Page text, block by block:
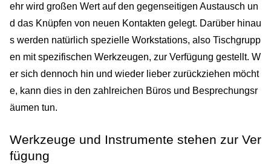
ehr wird großen Wert auf den gegenseitigen Austausch un
d das Knüpfen von neuen Kontakten gelegt. Darüber hinau
s werden natürlich spezielle Workstations, also Tischgrupp
en mit spezifischen Werkzeugen, zur Verfügung gestellt. W
er sich dennoch hin und wieder lieber zurückziehen möcht
e, kann dies in den zahlreichen Büros und Besprechungsr
äumen tun.
Werkzeuge und Instrumente stehen zur Ver
fügung